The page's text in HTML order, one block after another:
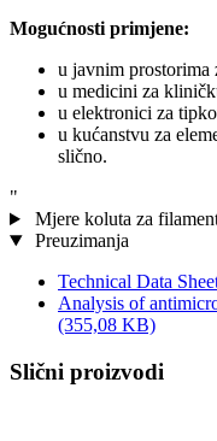
Mogućnosti primjene:
u javnim prostorima
u medicini za
u elektronici za
u kućanstvu za
slično.
"
Mjere koluta za
Preuzimanja
Technical Data
Analysis of
(355,08 KB)
Slični proizvodi